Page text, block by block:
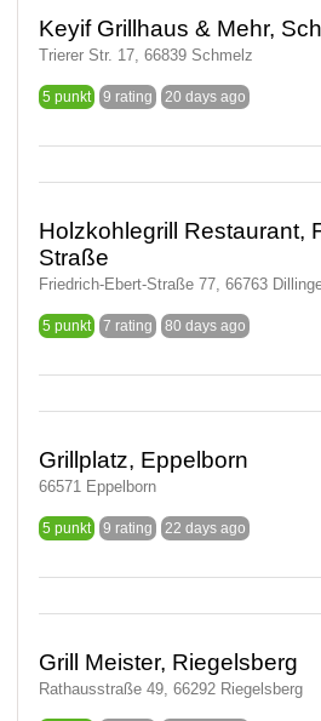
Keyif Grillhaus & Mehr,
Trierer Str. 17, 66839 Schmelz
5 punkt 9 rating 20 days ago
Holzkohlegrill Restaurant,
Straße
Friedrich-Ebert-Straße 77, 66763
5 punkt 7 rating 80 days ago
Grillplatz, Eppelborn
66571 Eppelborn
5 punkt 9 rating 22 days ago
Grill Meister, Riegelsberg
Rathausstraße 49, 66292 Riegelsberg